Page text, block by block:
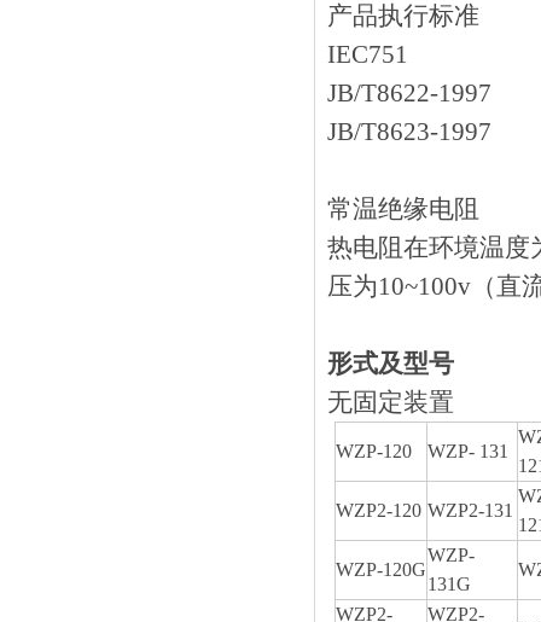
产品执行标准
IEC751
JB/T8622-1997
JB/T8623-1997
常温绝缘电阻
热电阻在环境温度
压为10~100v（直
形式及型号
无固定装置
WZP-120 WZP- 131
WZP2-120 WZP2-131
WZP-120G
WZP-
131G
WZP2-
WZP2-